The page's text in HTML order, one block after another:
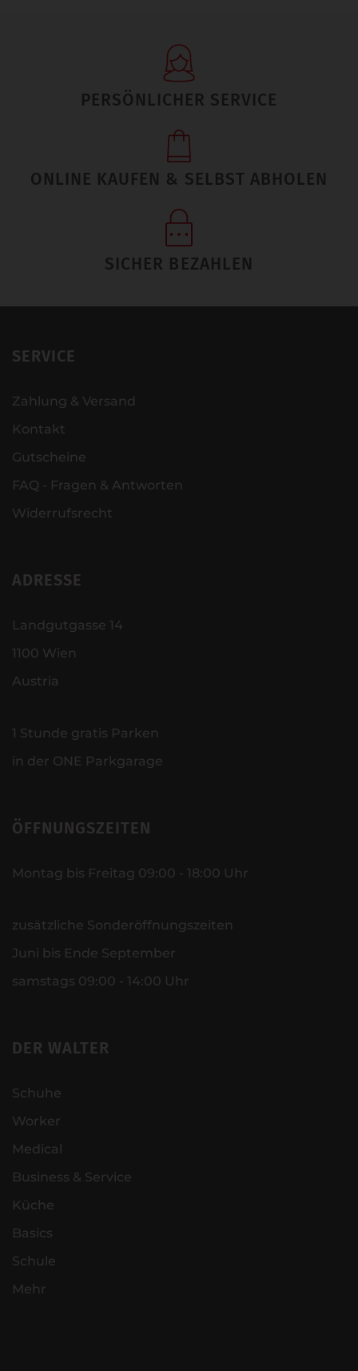
PERSÖNLICHER SERVICE
ONLINE KAUFEN & SELBST ABHOLEN
SICHER BEZAHLEN
SERVICE
Zahlung & Versand
Kontakt
Gutscheine
FAQ - Fragen & Antworten
Widerrufsrecht
ADRESSE
Landgutgasse 14
1100 Wien
Austria
1 Stunde gratis Parken
in der ONE Parkgarage
ÖFFNUNGSZEITEN
Montag bis Freitag 09:00 - 18:00 Uhr
zusätzliche Sonderöffnungszeiten
Juni bis Ende September
samstags 09:00 - 14:00 Uhr
DER WALTER
Schuhe
Worker
Medical
Business & Service
Küche
Basics
Schule
Mehr